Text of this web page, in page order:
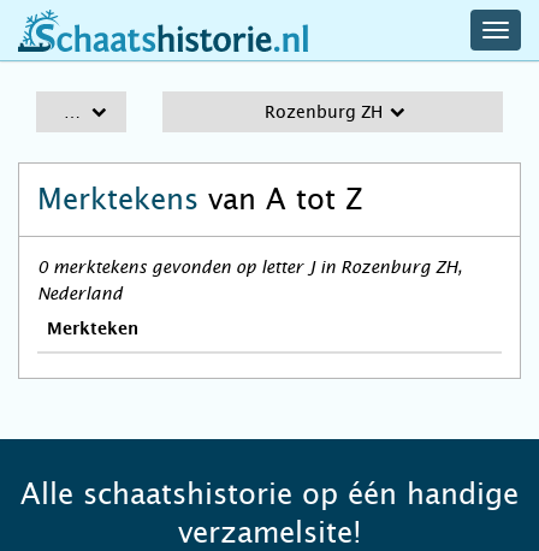
schaatshistorie.nl
Rozenburg ZH
Merktekens van A tot Z
0 merktekens gevonden op letter J in Rozenburg ZH,
Nederland
Merkteken
Alle schaatshistorie op één handige
verzamelsite!